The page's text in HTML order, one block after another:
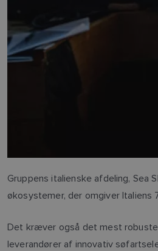
Gruppens italienske afdeling,
økosystemer, der omgiver
Det kræver også det mest
leverandører af innovativ